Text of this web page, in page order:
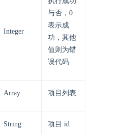
Integer
与否，0
表示成
功，其他
值则为错
误代码
Array 项目列表
String 项目 id